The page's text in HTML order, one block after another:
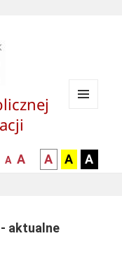
normalna
A
większa-
czcionka
A
kontrast
czarny
tle
A
kontrast
czarny
A
żółty
A
aktualne